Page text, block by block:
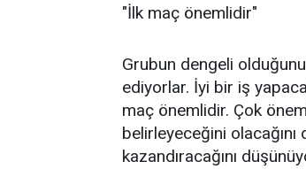
"İlk maç önemlidir"
Grubun dengeli
ediyorlar. İyi bir iş
maç önemlidir. Çok
belirleyeceğini
kazandıracağını